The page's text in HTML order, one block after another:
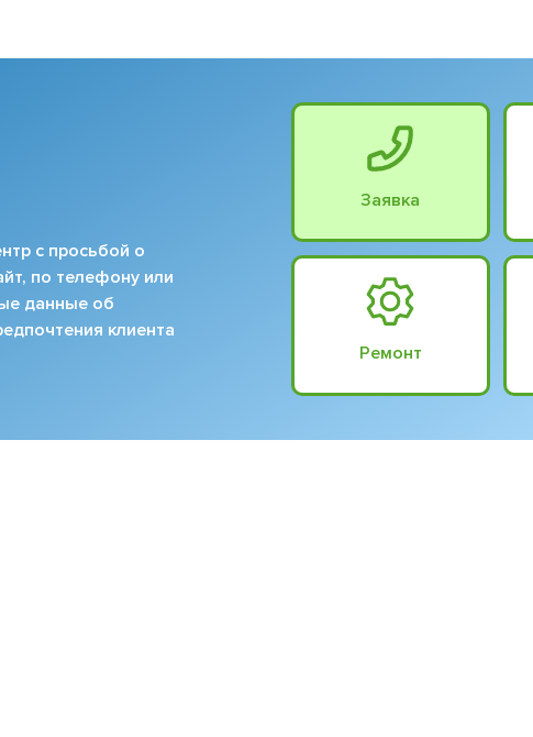
с просьбой о
по телефону или
данные об
клиента
Заявка
Ремонт